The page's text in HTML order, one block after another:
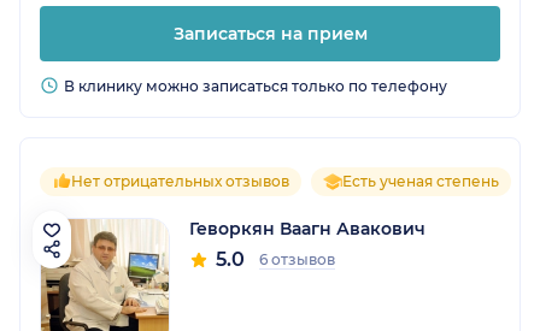
Записаться на прием
В клинику можно записаться только по телефону
Нет отрицательных отзывов Есть ученая степень
Геворкян Ваагн Авакович
5.0 6 отзывов